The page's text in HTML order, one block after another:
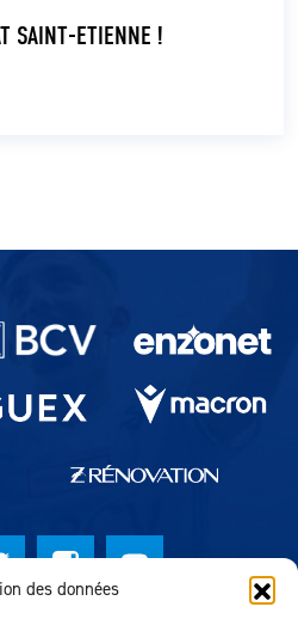
des données
SAINT-ETIENNE !